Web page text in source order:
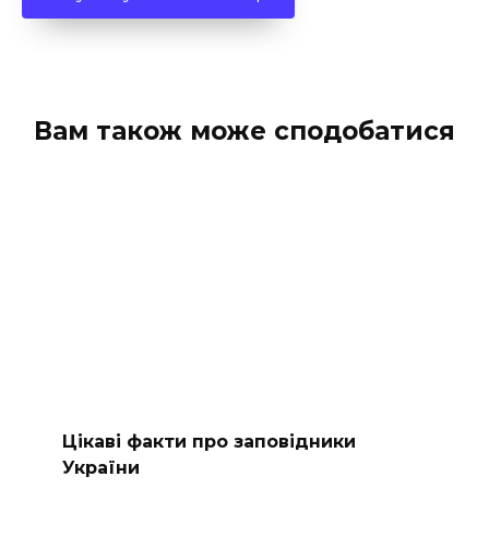
Вам також може сподобатися
Цікаві факти про заповідники
України